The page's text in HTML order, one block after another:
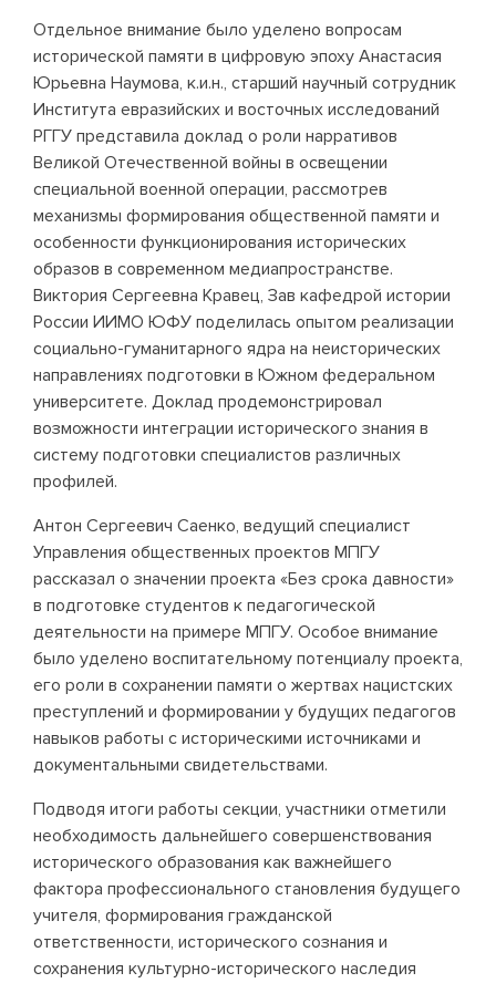
Отдельное внимание было уделено вопросам
исторической памяти в цифровую эпоху Анастасия
Юрьевна Наумова, к.и.н., старший научный сотрудник
Института евразийских и восточных исследований
РГГУ представила доклад о роли нарративов
Великой Отечественной войны в освещении
специальной военной операции, рассмотрев
механизмы формирования общественной памяти и
особенности функционирования исторических
образов в современном медиапространстве.
Виктория Сергеевна Кравец, Зав кафедрой истории
России ИИМО ЮФУ поделилась опытом реализации
социально-гуманитарного ядра на неисторических
направлениях подготовки в Южном федеральном
университете. Доклад продемонстрировал
возможности интеграции исторического знания в
систему подготовки специалистов различных
профилей.
Антон Сергеевич Саенко, ведущий специалист
Управления общественных проектов МПГУ
рассказал о значении проекта «Без срока давности»
в подготовке студентов к педагогической
деятельности на примере МПГУ. Особое внимание
было уделено воспитательному потенциалу проекта,
его роли в сохранении памяти о жертвах нацистских
преступлений и формировании у будущих педагогов
навыков работы с историческими источниками и
документальными свидетельствами.
Подводя итоги работы секции, участники отметили
необходимость дальнейшего совершенствования
исторического образования как важнейшего
фактора профессионального становления будущего
учителя, формирования гражданской
ответственности, исторического сознания и
сохранения культурно-исторического наследия